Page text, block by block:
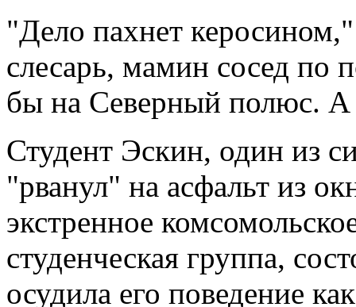
"Дело пахнет
слесарь, мамин сосед по
бы на Северный полюс.
Студент Эскин, один из
"рванул" на асфальт из
экстренное
студенческая группа,
осудила его поведение